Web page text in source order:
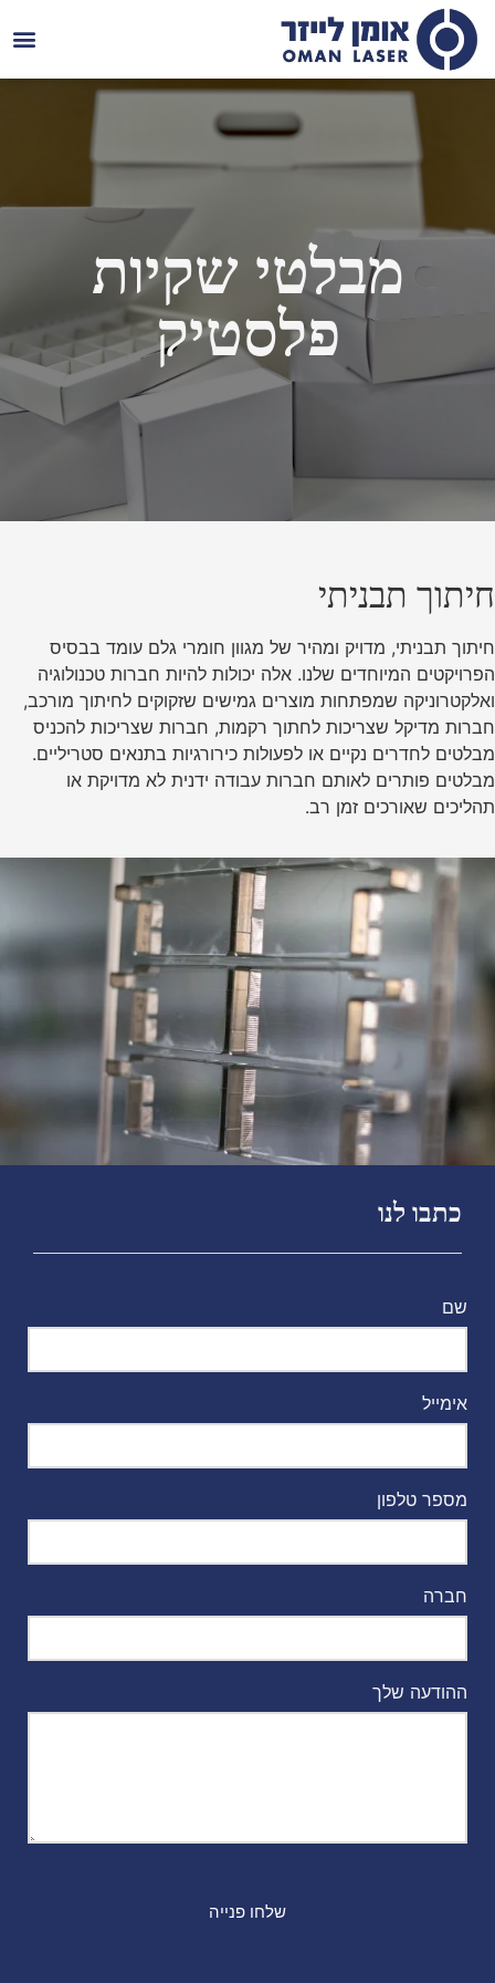
מבלטי שקיות
פלסטיק
חיתוך תבניתי
חיתוך תבניתי, מדויק ומהיר של מגוון חומרי גלם עומד בבסיס
הפרויקטים המיוחדים שלנו. אלה יכולות להיות חברות טכנולוגיה
ואלקטרוניקה שמפתחות מוצרים גמישים שזקוקים לחיתוך מורכב,
חברות מדיקל שצריכות לחתוך רקמות, חברות שצריכות להכניס
מבלטים לחדרים נקיים או לפעולות כירורגיות בתנאים סטריליים.
מבלטים פותרים לאותם חברות עבודה ידנית לא מדויקת או
תהליכים שאורכים זמן רב.
כתבו לנו
שם
אימייל
מספר טלפון
חברה
ההודעה שלך
שלחו פנייה